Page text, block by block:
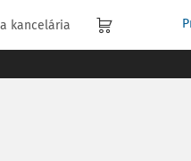
kancelária